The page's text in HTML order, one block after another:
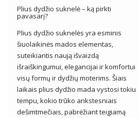
Plius dydžio suknelė – ką pirkti
pavasarį?
Plius dydžio suknelės yra esminis
šiuolaikinės mados elementas,
suteikiantis naują išvaizdą
išraiškingumui, elegancijai ir komfortui
visų formų ir dydžių moterims. Šiais
laikais plius dydžio mada vystosi tokiu
tempu, kokio trūko ankstesniais
dešimtmečiais, pabrėžiant teigiamą